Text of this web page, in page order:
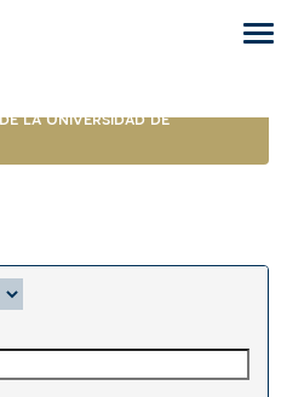
la Universidad de